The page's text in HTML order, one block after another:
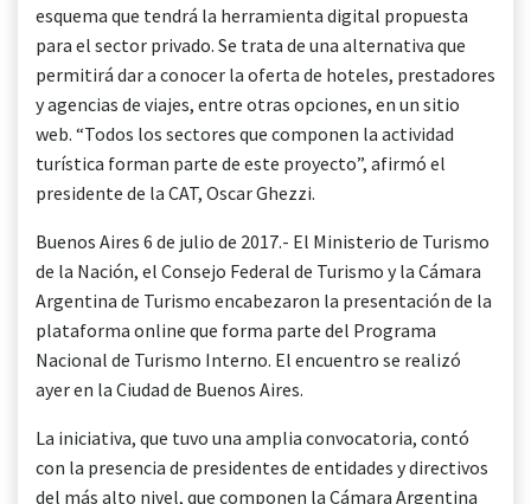
esquema que tendrá la herramienta digital propuesta
para el sector privado. Se trata de una alternativa que
permitirá dar a conocer la oferta de hoteles, prestadores
y agencias de viajes, entre otras opciones, en un sitio
web. “Todos los sectores que componen la actividad
turística forman parte de este proyecto”, afirmó el
presidente de la CAT, Oscar Ghezzi.
Buenos Aires 6 de julio de 2017.- El Ministerio de Turismo
de la Nación, el Consejo Federal de Turismo y la Cámara
Argentina de Turismo encabezaron la presentación de la
plataforma online que forma parte del Programa
Nacional de Turismo Interno. El encuentro se realizó
ayer en la Ciudad de Buenos Aires.
La iniciativa, que tuvo una amplia convocatoria, contó
con la presencia de presidentes de entidades y directivos
del más alto nivel, que componen la Cámara Argentina